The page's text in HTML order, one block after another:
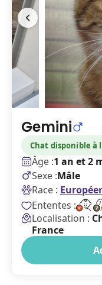
Gemini
Chat disponible à
Âge :1 an et 2
Sexe :Mâle
Race :
Ententes :
Localisation :
France